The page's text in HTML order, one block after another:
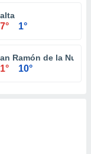
1°
Ramón de la
10°